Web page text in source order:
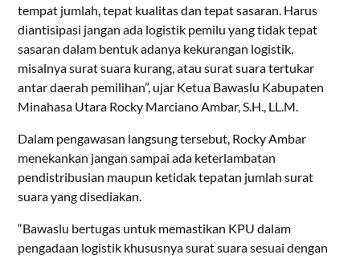
tempat jumlah, tepat kualitas dan tepat sasaran. Harus
diantisipasi jangan ada logistik pemilu yang tidak tepat
sasaran dalam bentuk adanya kekurangan logistik,
misalnya surat suara kurang, atau surat suara tertukar
antar daerah pemilihan”, ujar Ketua Bawaslu Kabupaten
Minahasa Utara Rocky Marciano Ambar, S.H., LL.M.
Dalam pengawasan langsung tersebut, Rocky Ambar
menekankan jangan sampai ada keterlambatan
pendistribusian maupun ketidak tepatan jumlah surat
suara yang disediakan.
“Bawaslu bertugas untuk memastikan KPU dalam
pengadaan logistik khususnya surat suara sesuai dengan